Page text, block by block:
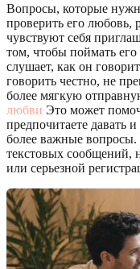
Вопросы, которые
проверить его любовь,
чувствуют себя
том, чтобы поймать его
слушает, как он
говорить честно, не
более мягкую
любви Это может
предпочитаете давать
более важные
текстовых сообщений,
или серьезной